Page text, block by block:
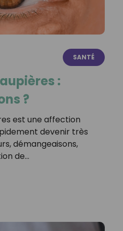
SANTÉ
:
?
est une affection
devenir très
démangeaisons,
de…